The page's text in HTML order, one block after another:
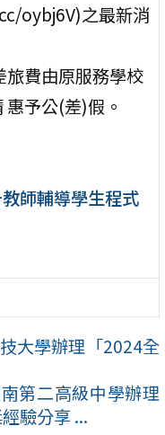
oybj6V)之最新消
旅費由原服務學校
予公(差)假。
教師輔導學生程式
大學辦理「2024全
第二高級中學辦理
驗分享 ...